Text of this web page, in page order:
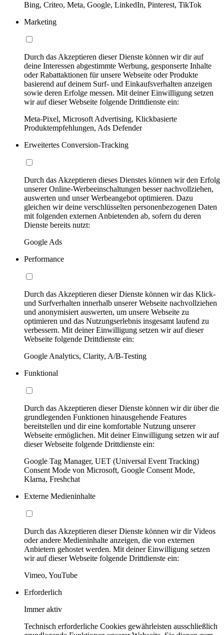
Bing, Criteo, Meta, Google, LinkedIn, Pinterest, TikTok
Marketing
Durch das Akzeptieren dieser Dienste können wir dir auf
deine Interessen abgestimmte Werbung, gesponserte Inhalte
oder Rabattaktionen für unsere Webseite oder Produkte
basierend auf deinem Surf- und Einkaufsverhalten anzeigen
sowie deren Erfolge messen. Mit deiner Einwilligung setzen
wir auf dieser Webseite folgende Drittdienste ein:
Meta-Pixel, Microsoft Advertising, Klickbasierte
Produktempfehlungen, Ads Defender
Erweitertes Conversion-Tracking
Durch das Akzeptieren dieses Dienstes können wir den Erfolg
unserer Online-Werbeeinschaltungen besser nachvollziehen,
auswerten und unser Werbeangebot optimieren. Dazu
gleichen wir deine verschlüsselten personenbezogenen Daten
mit folgenden externen Anbietenden ab, sofern du deren
Dienste bereits nutzt:
Google Ads
Performance
Durch das Akzeptieren dieser Dienste können wir das Klick-
und Surfverhalten innerhalb unserer Webseite nachvollziehen
und anonymisiert auswerten, um unsere Webseite zu
optimieren und das Nutzungserlebnis insgesamt laufend zu
verbessern. Mit deiner Einwilligung setzen wir auf dieser
Webseite folgende Drittdienste ein:
Google Analytics, Clarity, A/B-Testing
Funktional
Durch das Akzeptieren dieser Dienste können wir dir über die
grundlegenden Funktionen hinausgehende Features
bereitstellen und dir eine komfortable Nutzung unserer
Webseite ermöglichen. Mit deiner Einwilligung setzen wir auf
dieser Webseite folgende Drittdienste ein:
Google Tag Manager, UET (Universal Event Tracking)
Consent Mode von Microsoft, Google Consent Mode,
Klarna, Freshchat
Externe Medieninhalte
Durch das Akzeptieren dieser Dienste können wir dir Videos
oder andere Medieninhalte anzeigen, die von externen
Anbietern gehostet werden. Mit deiner Einwilligung setzen
wir auf dieser Webseite folgende Drittdienste ein:
Vimeo, YouTube
Erforderlich
Immer aktiv
Technisch erforderliche Cookies gewährleisten ausschließlich